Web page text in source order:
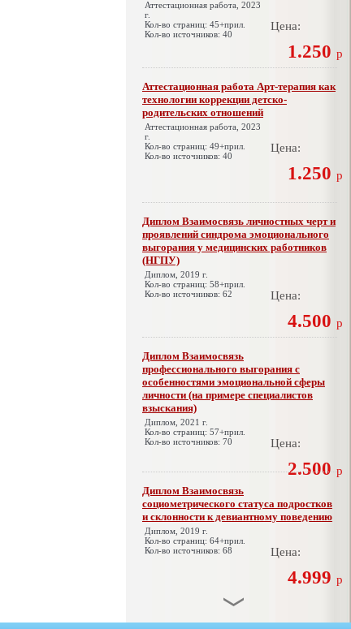
Аттестационная работа, 2023
г.
Кол-во страниц: 45+прил.
Кол-во источников: 40
Цена:
1.250 р
Аттестационная работа Арт-терапия как
технологии коррекции детско-
родительских отношений
Аттестационная работа, 2023
г.
Кол-во страниц: 49+прил.
Кол-во источников: 40
Цена:
1.250 р
Диплом Взаимосвязь личностных черт и
проявлений синдрома эмоционального
выгорания у медицинских работников
(НГПУ)
Диплом, 2019 г.
Кол-во страниц: 58+прил.
Кол-во источников: 62
Цена:
4.500 р
Диплом Взаимосвязь
профессионального выгорания с
особенностями эмоциональной сферы
личности (на примере специалистов
взыскания)
Диплом, 2021 г.
Кол-во страниц: 57+прил.
Кол-во источников: 70
Цена:
2.500 р
Диплом Взаимосвязь
социометрического статуса подростков
и склонности к девиантному поведению
Диплом, 2019 г.
Кол-во страниц: 64+прил.
Кол-во источников: 68
Цена:
4.999 р
Диплом Взаимосвязь эмпатии и